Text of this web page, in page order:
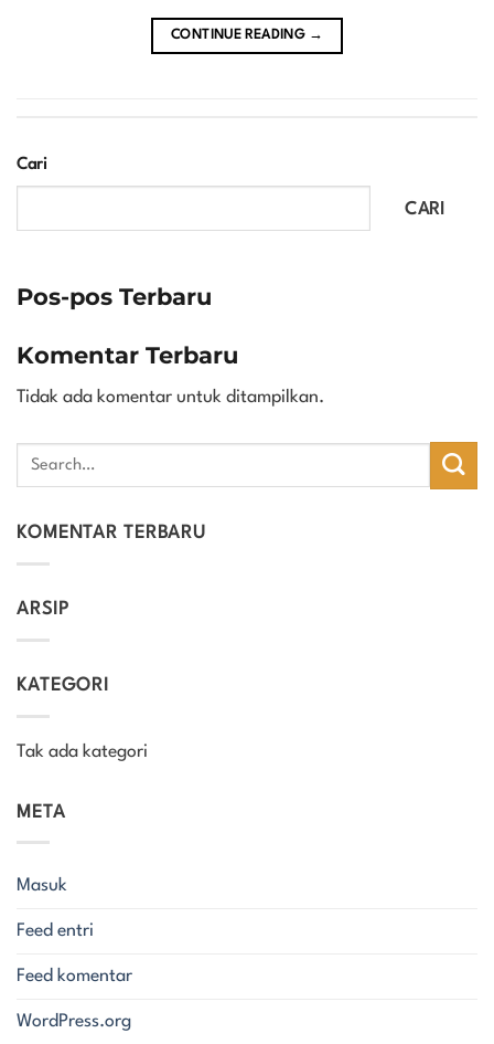
CONTINUE READING →
Cari
CARI
Pos-pos Terbaru
Komentar Terbaru
Tidak ada komentar untuk ditampilkan.
KOMENTAR TERBARU
ARSIP
KATEGORI
Tak ada kategori
META
Masuk
Feed entri
Feed komentar
WordPress.org